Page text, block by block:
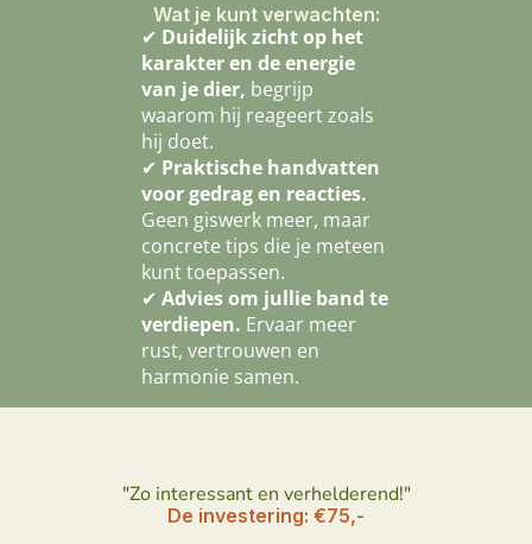
Wat je kunt verwachten:
✔ Duidelijk zicht op het
karakter en de energie
van je dier, begrijp
waarom hij reageert zoals
hij doet.
✔ Praktische handvatten
voor gedrag en reacties.
Geen giswerk meer, maar
concrete tips die je meteen
kunt toepassen.
✔Advies om jullie band te
verdiepen. Ervaar meer
rust, vertrouwen en
harmonie samen.
"Zo interessant en verhelderend!"
De investering: €75,-